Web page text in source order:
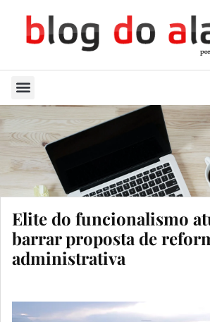
Elite do funcionalismo
barrar proposta de
administrativa